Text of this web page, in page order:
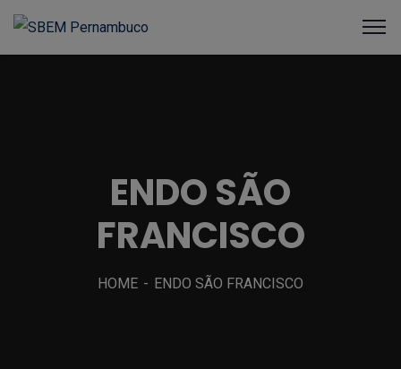
ENDO SÃO
FRANCISCO
HOME ENDO SÃO FRANCISCO